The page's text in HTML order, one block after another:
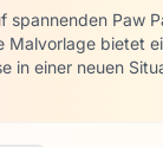
spannenden Paw
Malvorlage bietet
in einer neuen